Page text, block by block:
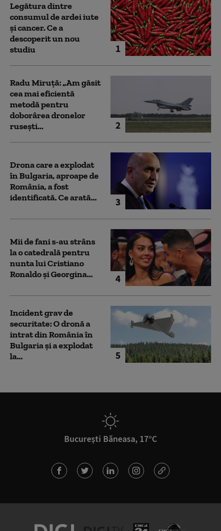
1
Legătura dintre
consumul de ardei iute
și cancer. Ce a
descoperit un nou
studiu
2
Radu Miruță: „Am găsit
cea mai eficientă
metodă pentru
doborârea dronelor
rusești...
3
Drona care a explodat
în Bulgaria, aproape de
România, a fost
identificată. Ce arată...
4
Mii de fani s-au strâns
la o catedrală pentru
nunta lui Cristiano
Ronaldo şi Georgina...
5
Incident grav de
securitate: O dronă a
intrat din România în
Bulgaria şi a explodat
la...
București Băneasa, 17°C